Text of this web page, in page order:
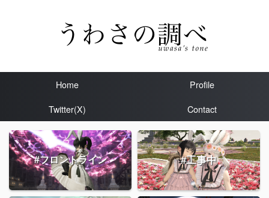
Home
Profile
Twitter(X)
Contact
#フロントライン #工事中